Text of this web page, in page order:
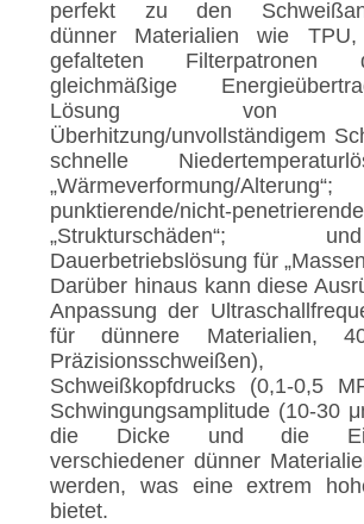
perfekt zu den
dünner Materialien wie
gefalteten
gleichmäßige
Lösung von
Überhitzung/unvollständigem
schnelle
„Wärmeverformung/
punktierende/nicht-
Dauerbetriebslösung für
Darüber hinaus kann diese
Anpassung der
für dünnere Materialien,
Schweißkopfdrucks (0,1-0,5
Schwingungsamplitude (10-30
die Dicke und die
verschiedener dünner
werden, was eine extrem
bietet.